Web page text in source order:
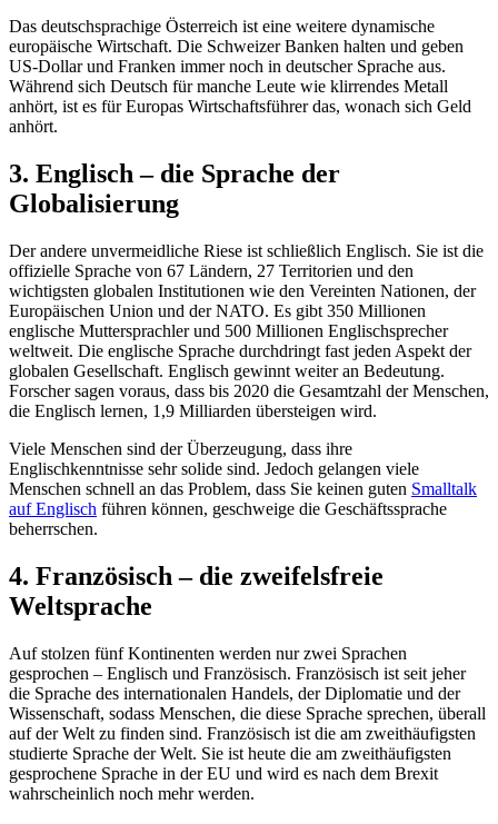
Das deutschsprachige Österreich ist eine weitere dynamische
europäische Wirtschaft. Die Schweizer Banken halten und geben
US-Dollar und Franken immer noch in deutscher Sprache aus.
Während sich Deutsch für manche Leute wie klirrendes Metall
anhört, ist es für Europas Wirtschaftsführer das, wonach sich Geld
anhört.
3. Englisch – die Sprache der
Globalisierung
Der andere unvermeidliche Riese ist schließlich Englisch. Sie ist die
offizielle Sprache von 67 Ländern, 27 Territorien und den
wichtigsten globalen Institutionen wie den Vereinten Nationen, der
Europäischen Union und der NATO. Es gibt 350 Millionen
englische Muttersprachler und 500 Millionen Englischsprecher
weltweit. Die englische Sprache durchdringt fast jeden Aspekt der
globalen Gesellschaft. Englisch gewinnt weiter an Bedeutung.
Forscher sagen voraus, dass bis 2020 die Gesamtzahl der Menschen,
die Englisch lernen, 1,9 Milliarden übersteigen wird.
Viele Menschen sind der Überzeugung, dass ihre
Englischkenntnisse sehr solide sind. Jedoch gelangen viele
Menschen schnell an das Problem, dass Sie keinen guten Smalltalk
auf Englisch führen können, geschweige die Geschäftssprache
beherrschen.
4. Französisch – die zweifelsfreie
Weltsprache
Auf stolzen fünf Kontinenten werden nur zwei Sprachen
gesprochen – Englisch und Französisch. Französisch ist seit jeher
die Sprache des internationalen Handels, der Diplomatie und der
Wissenschaft, sodass Menschen, die diese Sprache sprechen, überall
auf der Welt zu finden sind. Französisch ist die am zweithäufigsten
studierte Sprache der Welt. Sie ist heute die am zweithäufigsten
gesprochene Sprache in der EU und wird es nach dem Brexit
wahrscheinlich noch mehr werden.